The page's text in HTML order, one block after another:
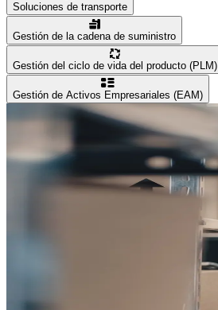
Soluciones de transporte
Gestión de la cadena de suministro
Gestión del ciclo de vida del producto (PLM)
Gestión de Activos Empresariales (EAM)